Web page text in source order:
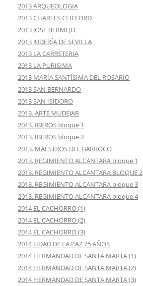
2013 ARQUEOLOGIA
2013 CHARLES CLIFFORD
2013 JOSE BERMEJO
2013 JUDERÍA DE SEVILLA
2013 LA CARRETERIA
2013 LA PURISIMA
2013 MARÍA SANTÍSIMA DEL ROSARIO
2013 SAN BERNARDO
2013 SAN ISIDORO
2013. ARTE MUDEJAR
2013. IBEROS bloque 1
2013. IBEROS bloque 2
2013. MAESTROS DEL BARROCO
2013. REGIMIENTO ALCANTARA bloque 1
2013. REGIMIENTO ALCANTARA BLOQUE 2
2013. REGIMIENTO ALCANTARA bloque 3
2013. REGIMIENTO ALCANTARA bloque 4
2014 EL CACHORRO (1)
2014 EL CACHORRO (2)
2014 EL CACHORRO (3)
2014 HDAD DE LA PAZ 75 AÑOS
2014 HERMANDAD DE SANTA MARTA (1)
2014 HERMANDAD DE SANTA MARTA (2)
2014 HERMANDAD DE SANTA MARTA (3)